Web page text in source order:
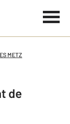
METZ
de